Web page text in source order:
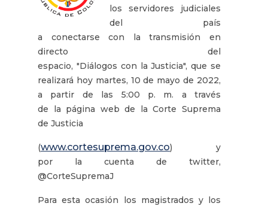
los servidores judiciales
del país
a conectarse con la transmisión en
directo del
espacio, "Diálogos con la Justicia", que se
realizará hoy martes, 10 de mayo de 2022,
a partir de las 5:00 p. m. a través
de la página web de la Corte Suprema
de Justicia
(www.cortesuprema.gov.co) y
por la cuenta de twitter,
@CorteSupremaJ
Para esta ocasión los magistrados y los